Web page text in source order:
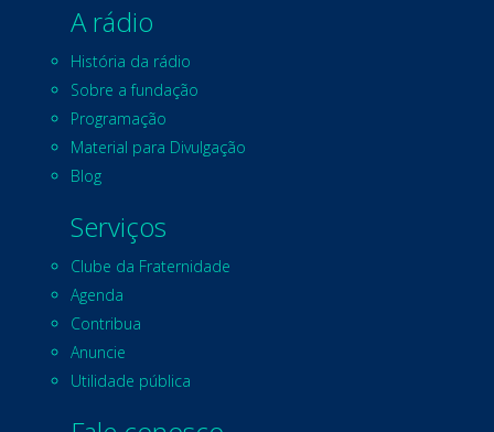
A rádio
História da rádio
Sobre a fundação
Programação
Material para Divulgação
Blog
Serviços
Clube da Fraternidade
Agenda
Contribua
Anuncie
Utilidade pública